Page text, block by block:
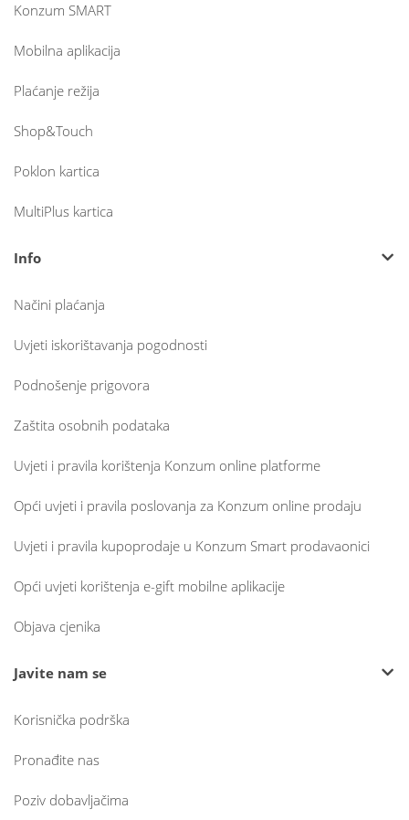
Konzum SMART
Mobilna aplikacija
Plaćanje režija
Shop&Touch
Poklon kartica
MultiPlus kartica
Info
Načini plaćanja
Uvjeti iskorištavanja pogodnosti
Podnošenje prigovora
Zaštita osobnih podataka
Uvjeti i pravila korištenja Konzum online platforme
Opći uvjeti i pravila poslovanja za Konzum online prodaju
Uvjeti i pravila kupoprodaje u Konzum Smart prodavaonici
Opći uvjeti korištenja e-gift mobilne aplikacije
Objava cjenika
Javite nam se
Korisnička podrška
Pronađite nas
Poziv dobavljačima